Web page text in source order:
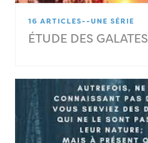
16 ARTICLES--UNE SÉRIE
ÉTUDE DES GALATES